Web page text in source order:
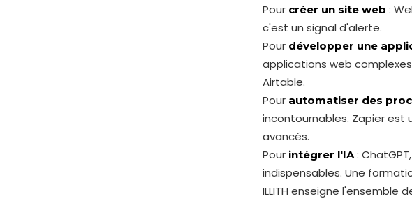
Pour créer un site web :
c'est un signal d'alerte.
Pour développer une
applications web
Airtable.
Pour automatiser des
incontournables. Zapier est
avancés.
Pour intégrer l'IA:
indispensables. Une
ILLITH enseigne l'ensemble